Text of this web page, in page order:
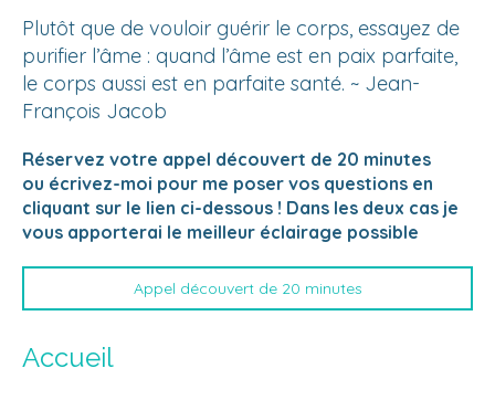
Plutôt que de vouloir guérir le corps, essayez de
purifier l’âme : quand l’âme est en paix parfaite,
le corps aussi est en parfaite santé. ~ Jean-
François Jacob
Réservez votre appel découvert de 20 minutes
ou écrivez-moi pour me poser vos questions en
cliquant sur le lien ci-dessous ! Dans les deux cas je
vous apporterai le meilleur éclairage possible
Appel découvert de 20 minutes
Accueil